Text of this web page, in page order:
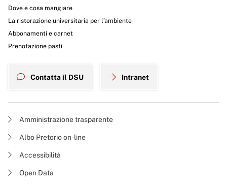
Dove e cosa mangiare
La ristorazione universitaria per l’ambiente
Abbonamenti e carnet
Prenotazione pasti
Contatta il DSU Intranet
Amministrazione trasparente
Albo Pretorio on-line
Accessibilità
Open Data